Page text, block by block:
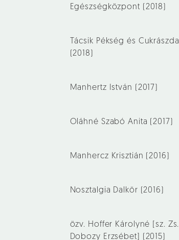
Egészségközpont (2018)
Tácsik Pékség és Cukrászda
(2018)
Manhertz István (2017)
Oláhné Szabó Anita (2017)
Manhercz Krisztián (2016)
Nosztalgia Dalkör (2016)
özv. Hoffer Károlyné [sz. Zs.
Dobozy Erzsébet] (2015)